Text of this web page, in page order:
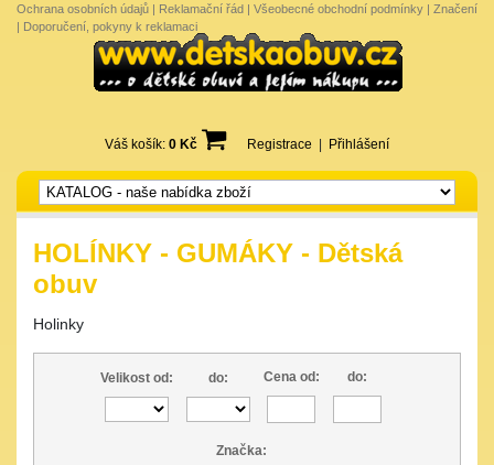
Ochrana osobních údajů | Reklamační řád | Všeobecné obchodní podmínky | Značení
| Doporučení, pokyny k reklamaci
Váš košík: 0 Kč Registrace Přihlášení
HOLÍNKY - GUMÁKY - Dětská
obuv
Holinky
Velikost od: do: Cena od: do:
Značka: